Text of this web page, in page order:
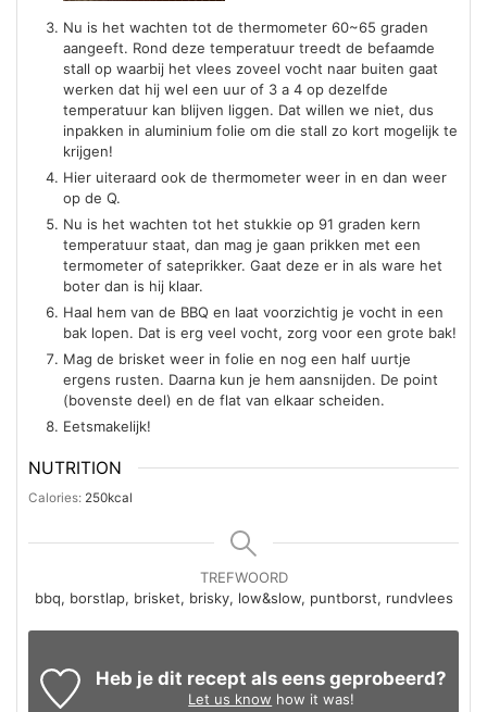
Nu is het wachten tot de thermometer 60~65 graden
aangeeft. Rond deze temperatuur treedt de befaamde
stall op waarbij het vlees zoveel vocht naar buiten gaat
werken dat hij wel een uur of 3 a 4 op dezelfde
temperatuur kan blijven liggen. Dat willen we niet, dus
inpakken in aluminium folie om die stall zo kort mogelijk te
krijgen!
Hier uiteraard ook de thermometer weer in en dan weer
op de Q.
Nu is het wachten tot het stukkie op 91 graden kern
temperatuur staat, dan mag je gaan prikken met een
termometer of sateprikker. Gaat deze er in als ware het
boter dan is hij klaar.
Haal hem van de BBQ en laat voorzichtig je vocht in een
bak lopen. Dat is erg veel vocht, zorg voor een grote bak!
Mag de brisket weer in folie en nog een half uurtje
ergens rusten. Daarna kun je hem aansnijden. De point
(bovenste deel) en de flat van elkaar scheiden.
Eetsmakelijk!
NUTRITION
Calories: 250kcal
TREFWOORD
bbq, borstlap, brisket, brisky, low&slow, puntborst, rundvlees
Heb je dit recept als eens geprobeerd?
Let us know how it was!